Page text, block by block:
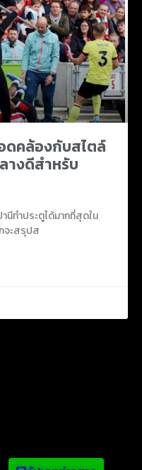
ดคล้องกับสไตล์
างดีสำหรับ
นีทำประตูได้มากที่สุดใน
จะสรุปส